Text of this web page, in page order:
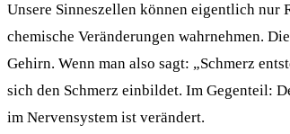
Unsere Sinneszellen können eigentlich nur
chemische Veränderungen wahrnehmen.
Gehirn. Wenn man also sagt: „Schmerz
sich den Schmerz einbildet. Im Gegenteil:
im Nervensystem ist verändert.